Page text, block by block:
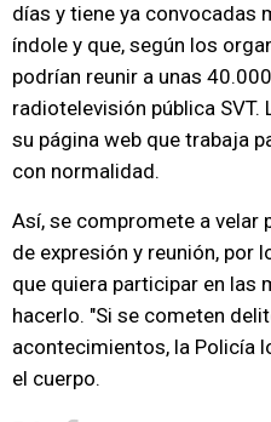
días y tiene ya convocadas
índole y que, según los
podrían reunir a unas
radiotelevisión pública
su página web que trabaja
con normalidad.
Así, se compromete a velar
de expresión y reunión, por
que quiera participar en las
hacerlo. "Si se cometen
acontecimientos, la Policía
el cuerpo.